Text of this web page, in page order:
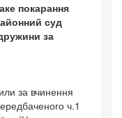
покарання
суд
за
за вчинення
ч.1